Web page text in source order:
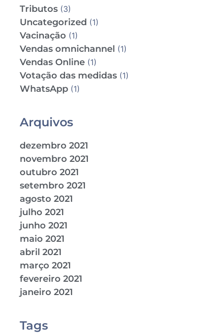
Tributos (3)
Uncategorized (1)
Vacinação (1)
Vendas omnichannel (1)
Vendas Online (1)
Votação das medidas (1)
WhatsApp (1)
Arquivos
dezembro 2021
novembro 2021
outubro 2021
setembro 2021
agosto 2021
julho 2021
junho 2021
maio 2021
abril 2021
março 2021
fevereiro 2021
janeiro 2021
Tags